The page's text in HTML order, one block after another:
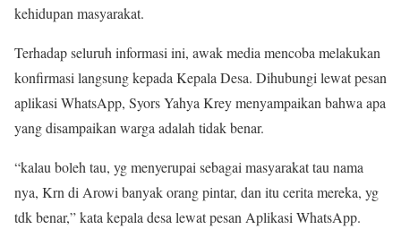
kehidupan masyarakat.
Terhadap seluruh informasi ini, awak media mencoba melakukan
konfirmasi langsung kepada Kepala Desa. Dihubungi lewat pesan
aplikasi WhatsApp, Syors Yahya Krey menyampaikan bahwa apa
yang disampaikan warga adalah tidak benar.
“kalau boleh tau, yg menyerupai sebagai masyarakat tau nama
nya, Krn di Arowi banyak orang pintar, dan itu cerita mereka, yg
tdk benar,” kata kepala desa lewat pesan Aplikasi WhatsApp.